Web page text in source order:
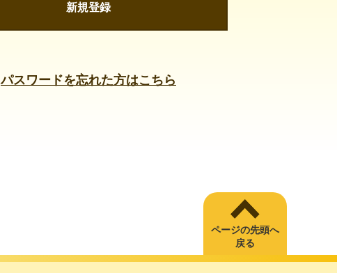
新規登録
パスワードを忘れた方はこちら
ページの先頭へ
戻る